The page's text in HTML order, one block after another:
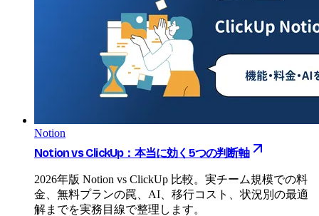
Notion
Notion vs ClickUp：本当に効く5つの判断軸
2026年版 Notion vs ClickUp 比較。実チーム規模での料
金、無料プランの罠、AI、移行コスト、状況別の最適
解までを実務目線で整理します。